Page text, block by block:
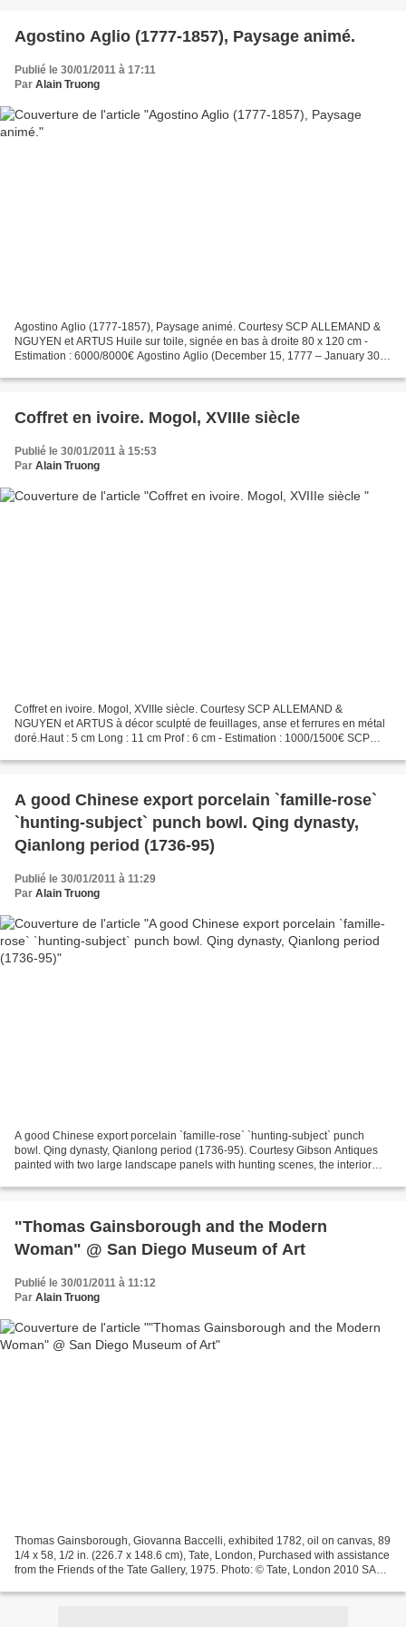
Agostino Aglio (1777-1857), Paysage animé.
Publié le 30/01/2011 à 17:11
Par Alain Truong
Agostino Aglio (1777-1857), Paysage animé. Courtesy SCP ALLEMAND &
NGUYEN et ARTUS Huile sur toile, signée en bas à droite 80 x 120 cm -
Estimation : 6000/8000€ Agostino Aglio (December 15, 1777 – January 30,
Coffret en ivoire. Mogol, XVIIIe siècle
Publié le 30/01/2011 à 15:53
Par Alain Truong
Coffret en ivoire. Mogol, XVIIIe siècle. Courtesy SCP ALLEMAND &
NGUYEN et ARTUS à décor sculpté de feuillages, anse et ferrures en métal
doré.Haut : 5 cm Long : 11 cm Prof : 6 cm - Estimation : 1000/1500€ SCP
A good Chinese export porcelain `famille-rose`
`hunting-subject` punch bowl. Qing dynasty,
Qianlong period (1736-95)
Publié le 30/01/2011 à 11:29
Par Alain Truong
A good Chinese export porcelain `famille-rose` `hunting-subject` punch
bowl. Qing dynasty, Qianlong period (1736-95). Courtesy Gibson Antiques
painted with two large landscape panels with hunting scenes, the interior
"Thomas Gainsborough and the Modern
Woman" @ San Diego Museum of Art
Publié le 30/01/2011 à 11:12
Par Alain Truong
Thomas Gainsborough, Giovanna Baccelli, exhibited 1782, oil on canvas, 89
1/4 x 58, 1/2 in. (226.7 x 148.6 cm), Tate, London, Purchased with assistance
from the Friends of the Tate Gallery, 1975. Photo: © Tate, London 2010 SAN